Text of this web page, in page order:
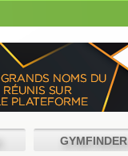
GYMFINDER